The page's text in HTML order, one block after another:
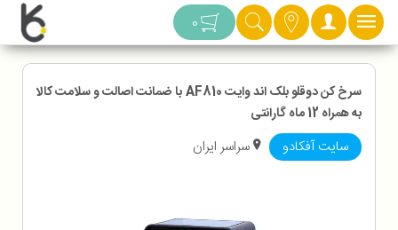
دسته بندی 0
سرخ کن دوقلو بلک اند وایت AF810 با ضمانت اصالت و سلامت کالا
به همراه 12 ماه گارانتی
سایت آفکادو سراسر ایران